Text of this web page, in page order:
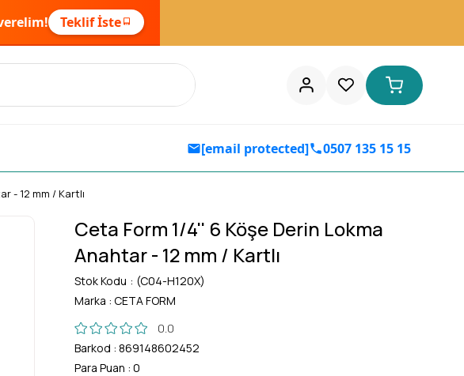
Teklif İste
[email protected] 0507 135 15 15
- 12 mm / Kartlı
Ceta Form 1/4'' 6 Köşe Derin Lokma
Anahtar - 12 mm / Kartlı
Stok Kodu
(C04-H120X)
Marka : CETA FORM
0.0
Barkod : 869148602452
Para Puan : 0